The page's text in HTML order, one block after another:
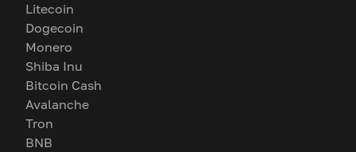
Litecoin
Dogecoin
Monero
Shiba Inu
Bitcoin Cash
Avalanche
Tron
BNB